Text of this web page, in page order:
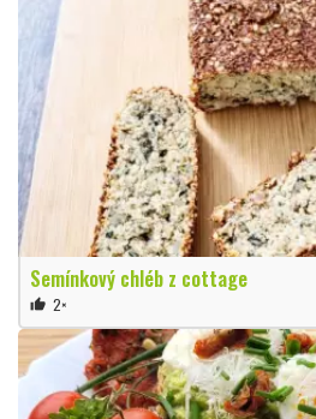
Semínkový chléb z cottage
thumb_up 2×